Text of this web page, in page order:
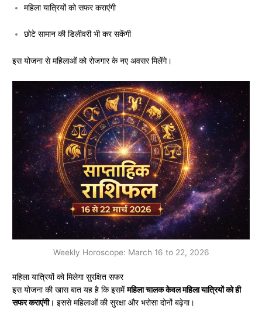
महिला यात्रियों को सफर कराएंगी
छोटे सामान की डिलीवरी भी कर सकेंगी
इस योजना से महिलाओं को रोजगार के नए अवसर मिलेंगे।
Weekly Horoscope: March 16 to 22, 2026
महिला यात्रियों को मिलेगा सुरक्षित सफर
इस योजना की खास बात यह है कि इसमेंमहिला चालक केवल महिला यात्रियों को ही
सफर कराएंगी। इससे महिलाओं की सुरक्षा और भरोसा दोनों बढ़ेगा।